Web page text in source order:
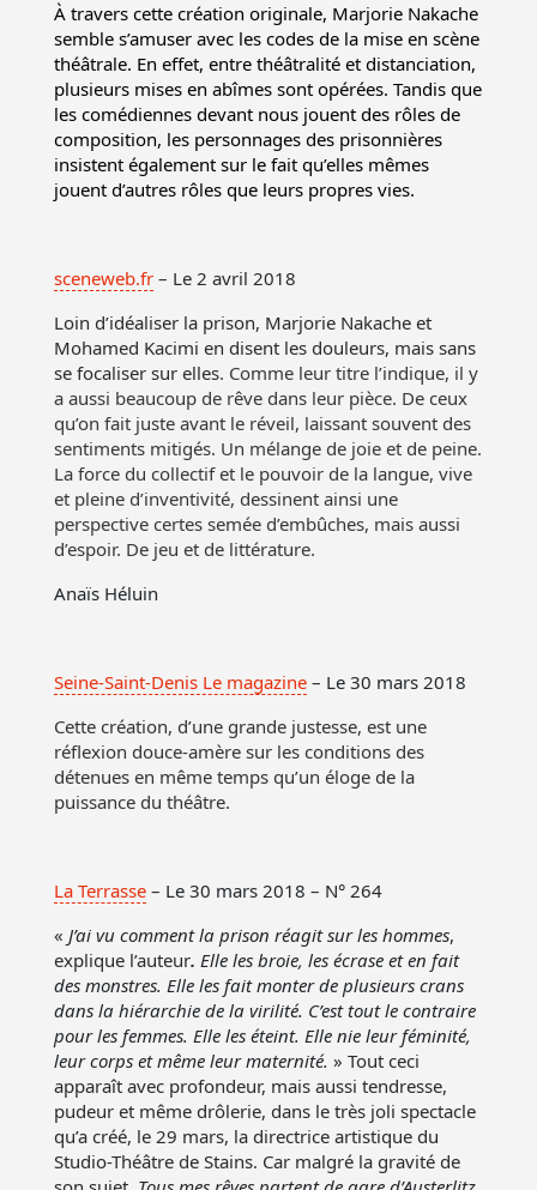
À travers cette création originale, Marjorie Nakache
semble s’amuser avec les codes de la mise en scène
théâtrale. En effet, entre théâtralité et distanciation,
plusieurs mises en abîmes sont opérées. Tandis que
les comédiennes devant nous jouent des rôles de
composition, les personnages des prisonnières
insistent également sur le fait qu’elles mêmes
jouent d’autres rôles que leurs propres vies.
sceneweb.fr – Le 2 avril 2018
Loin d’idéaliser la prison, Marjorie Nakache et
Mohamed Kacimi en disent les douleurs, mais sans
se focaliser sur elles. Comme leur titre l’indique, il y
a aussi beaucoup de rêve dans leur pièce. De ceux
qu’on fait juste avant le réveil, laissant souvent des
sentiments mitigés. Un mélange de joie et de peine.
La force du collectif et le pouvoir de la langue, vive
et pleine d’inventivité, dessinent ainsi une
perspective certes semée d’embûches, mais aussi
d’espoir. De jeu et de littérature.
Anaïs Héluin
Seine-Saint-Denis Le magazine – Le 30 mars 2018
Cette création, d’une grande justesse, est une
réflexion douce-amère sur les conditions des
détenues en même temps qu’un éloge de la
puissance du théâtre.
La Terrasse – Le 30 mars 2018 – N° 264
« J’ai vu comment la prison réagit sur les hommes,
explique l’auteur. Elle les broie, les écrase et en fait
des monstres. Elle les fait monter de plusieurs crans
dans la hiérarchie de la virilité. C’est tout le contraire
pour les femmes. Elle les éteint. Elle nie leur féminité,
leur corps et même leur maternité. » Tout ceci
apparaît avec profondeur, mais aussi tendresse,
pudeur et même drôlerie, dans le très joli spectacle
qu’a créé, le 29 mars, la directrice artistique du
Studio-Théâtre de Stains. Car malgré la gravité de